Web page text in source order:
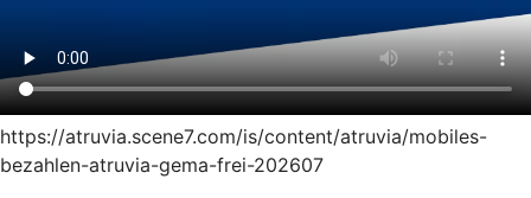
https://atruvia.scene7.com/is/content/atruvia/mobiles-
bezahlen-atruvia-gema-frei-202607